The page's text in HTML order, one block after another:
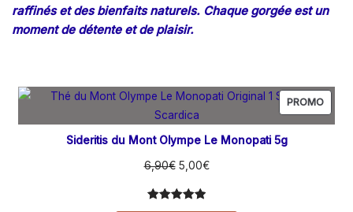
raffinés et des bienfaits naturels. Chaque gorgée est un
moment de détente et de plaisir.
PROMO
Sideritis du Mont Olympe Le Monopati 5g
6,90€ 5,00€
Noté5.00
34